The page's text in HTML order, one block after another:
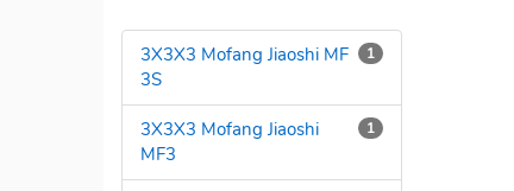
1
3X3X3 Mofang Jiaoshi MF
3S
1
3X3X3 Mofang Jiaoshi
MF3